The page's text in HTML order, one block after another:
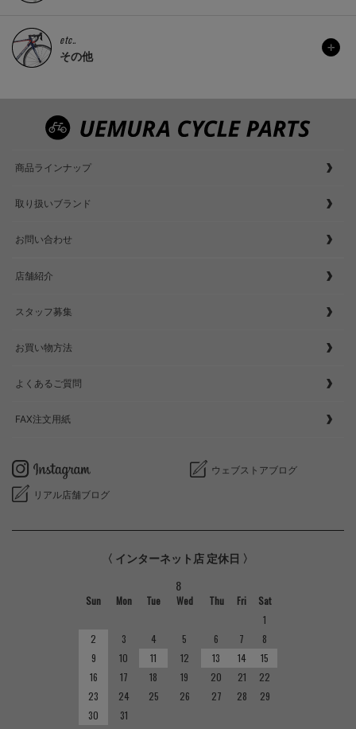
etc..
その他
商品ラインナップ
取り扱いブランド
お問い合わせ
店舗紹介
スタッフ募集
お買い物方法
よくあるご質問
FAX注文用紙
ウェブストアブログ
リアル店舗ブログ
〈 インターネット店 定休日 〉
8
Sun Mon Tue Wed Thu Fri
Sat
1
2
3 4 5 6 7
8
9
10 11 12 13 14
15
16
17 18 19 20 21
22
23
24 25 26 27 28
29
30
31